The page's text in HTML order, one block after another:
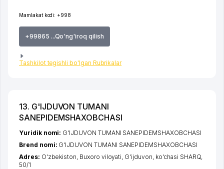
Mamlakat kodi: +998
+99865 ...Qo'ng'iroq qilish
Tashkilot tegishli bo'lgan Rubrikalar
13. G'IJDUVON TUMANI
SANEPIDEMSHAXOBCHASI
Yuridik nomi: G'IJDUVON TUMANI SANEPIDEMSHAXOBCHASI
Brend nomi: G'IJDUVON TUMANI SANEPIDEMSHAXOBCHASI
Adres: O'zbekiston, Buxoro viloyati G'ijduvon ko'chasi SHARQ,
50/1